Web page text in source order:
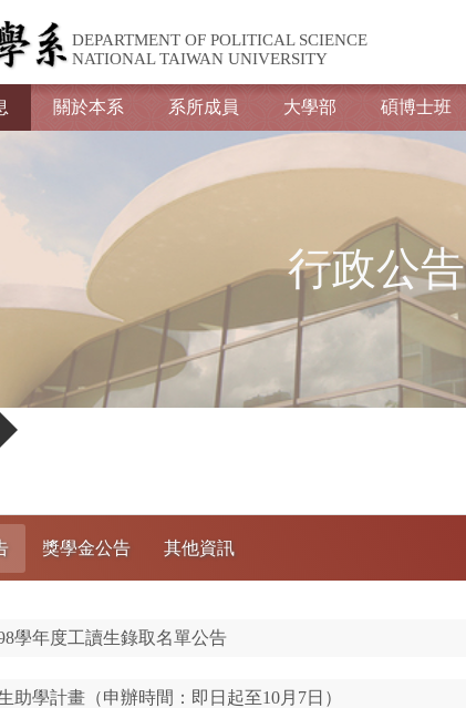
DEPARTMENT OF POLITICAL SCIENCE
NATIONAL TAIWAN UNIVERSITY
關於本系 系所成員 大學部 碩博士班
行政公告
獎學金公告 其他資訊
學年度工讀生錄取名單公告
助學計畫（申辦時間：即日起至10月7日）